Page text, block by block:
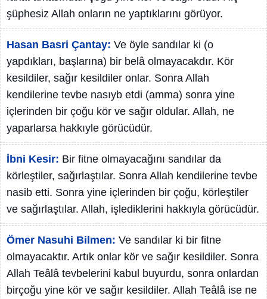
şüphesiz Allah onların ne yaptıklarını görüyor.
Hasan Basri Çantay: Ve öyle sandılar ki (o
yapdıkları, başlarına) bir belâ olmayacakdır. Kör
kesildiler, sağır kesildiler onlar. Sonra Allah
kendilerine tevbe nasıyb etdi (amma) sonra yine
içlerinden bir çoğu kör ve sağır oldular. Allah, ne
yaparlarsa hakkıyle görücüdür.
İbni Kesir: Bir fitne olmayacağını sandılar da
körleştiler, sağırlaştılar. Sonra Allah kendilerine tevbe
nasib etti. Sonra yine içlerinden bir çoğu, körleştiler
ve sağırlaştılar. Allah, işlediklerini hakkıyla görücüdür.
Ömer Nasuhi Bilmen: Ve sandılar ki bir fitne
olmayacaktır. Artık onlar kör ve sağır kesildiler. Sonra
Allah Teâlâ tevbelerini kabul buyurdu, sonra onlardan
birçoğu yine kör ve sağır kesildiler. Allah Teâlâ ise ne